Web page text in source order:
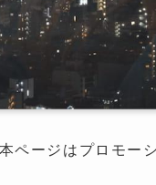
ページはプロモー